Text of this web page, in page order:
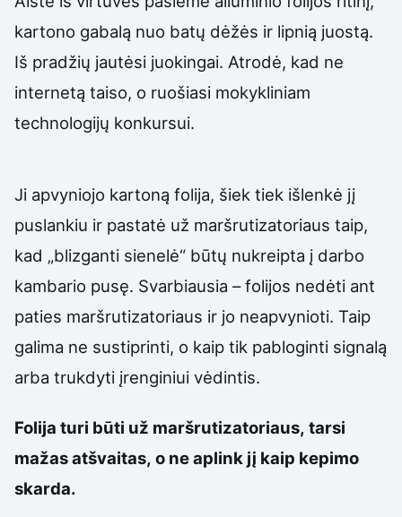
kartono gabalą nuo batų dėžės ir lipnią juostą.
Iš pradžių jautėsi juokingai. Atrodė, kad ne
internetą taiso, o ruošiasi mokykliniam
technologijų konkursui.
Ji apvyniojo kartoną folija, šiek tiek išlenkė jį
puslankiu ir pastatė už maršrutizatoriaus taip,
kad „blizganti sienelė“ būtų nukreipta į darbo
kambario pusę. Svarbiausia – folijos nedėti ant
paties maršrutizatoriaus ir jo neapvynioti. Taip
galima ne sustiprinti, o kaip tik pabloginti signalą
arba trukdyti įrenginiui vėdintis.
Folija turi būti už maršrutizatoriaus, tarsi
mažas atšvaitas, o ne aplink jį kaip kepimo
skarda.